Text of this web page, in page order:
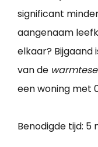
significant
aangenaam
elkaar?
van de
een woning met
Benodigde tijd: 5